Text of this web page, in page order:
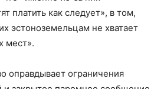
платить как следует», в том,
эстоноземельцам не хватает
мест».
оправдывает ограничения